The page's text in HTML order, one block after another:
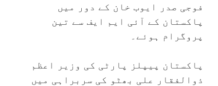
فوجی صدر ایوب خان کے دور میں
پاکستان کے آئی ایم ایف سے تین
پروگرام ہوئے۔
پاکستان پیپلز پارٹی کی وزیر اعظم
ذوالفقار علی بھٹو کی سربراہی میں